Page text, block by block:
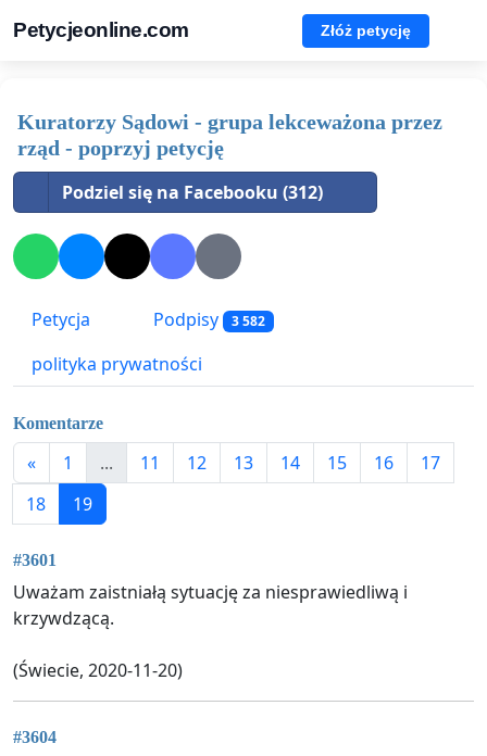
Petycjeonline.com Złóż petycję
Kuratorzy Sądowi - grupa lekceważona przez
rząd - poprzyj petycję
Podziel się na Facebooku (312)
Petycja Podpisy 3 582
polityka prywatności
Komentarze
« 1 ... 11 12 13 14 15 16
17
18
19
#3601
Uważam zaistniałą sytuację za niesprawiedliwą i
krzywdzącą.
(Świecie, 2020-11-20)
#3604